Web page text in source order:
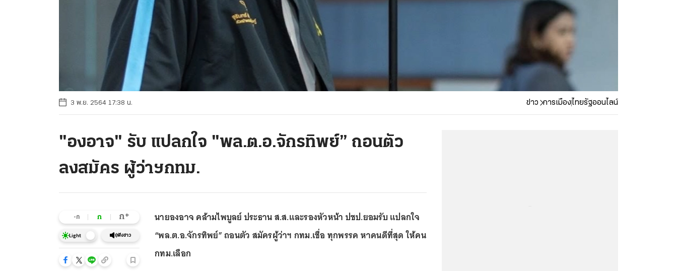
3 พ.ย. 2564 17:38 น. ข่าว การเมืองไทยรัฐออนไลน์
"องอาจ" รับ แปลกใจ "พล.ต.อ.จักรทิพย์” ถอนตัว
ลงสมัคร ผู้ว่าฯกทม.
-ก ก ก+
Light ฟังข่าว
นายองอาจ คล้ามไพบูลย์ ประธาน ส.ส.และรองหัวหน้า ปชป.ยอมรับ แปลกใจ
“พล.ต.อ.จักรทิพย์” ถอนตัว สมัครผู้ว่าฯ กทม.เชื่อ ทุกพรรค หาคนดีที่สุด ให้คน
กทม.เลือก